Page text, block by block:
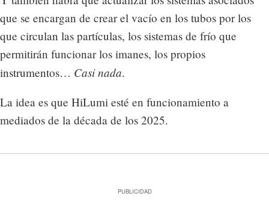
que se encargan de crear el vacío en los tubos por los
que circulan las partículas, los sistemas de frío que
permitirán funcionar los imanes, los propios
instrumentos… Casi nada.
La idea es que HiLumi esté en funcionamiento a
mediados de la década de los 2025.
PUBLICIDAD